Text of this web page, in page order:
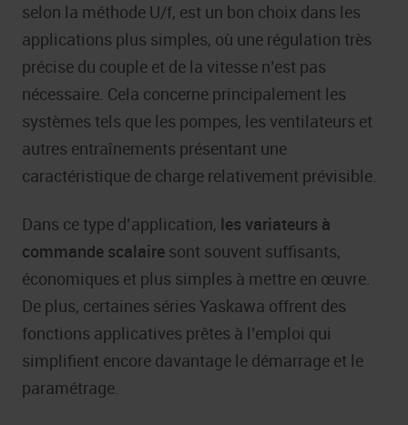
selon la méthode U/f, est un bon choix dans les
applications plus simples, où une régulation très
précise du couple et de la vitesse n’est pas
nécessaire. Cela concerne principalement les
systèmes tels que les pompes, les ventilateurs et
autres entraînements présentant une
caractéristique de charge relativement prévisible.
Dans ce type d’application, les variateurs à
commande scalaire sont souvent suffisants,
économiques et plus simples à mettre en œuvre.
De plus, certaines séries Yaskawa offrent des
fonctions applicatives prêtes à l’emploi qui
simplifient encore davantage le démarrage et le
paramétrage.